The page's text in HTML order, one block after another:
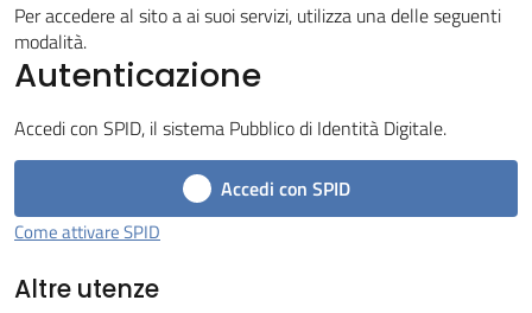
Vivere
Borgo
on-
Per accedere al sito a ai suoi servizi, utilizza una delle seguenti
modalità.
Autenticazione
Accedi con SPID, il sistema Pubblico di Identità Digitale.
Accedi con SPID
Come attivare SPID
Altre utenze